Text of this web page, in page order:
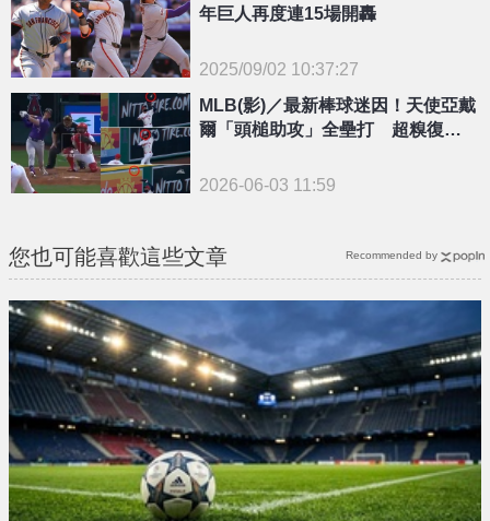
{PLAYICON}
年巨人再度連15場開轟
2025/09/02 10:37:27
MLB(影)／最新棒球迷因！天使亞戴
爾「頭槌助攻」全壘打 超糗復刻3
2026-06-03 11:59
您也可能喜歡這些文章 Recommended by